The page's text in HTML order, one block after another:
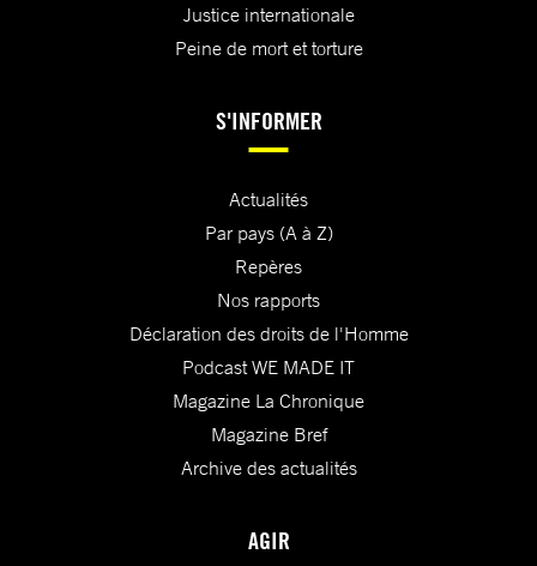
Justice internationale
Peine de mort et torture
S'INFORMER
Actualités
Par pays (A à Z)
Repères
Nos rapports
Déclaration des droits de l'Homme
Podcast WE MADE IT
Magazine La Chronique
Magazine Bref
Archive des actualités
AGIR